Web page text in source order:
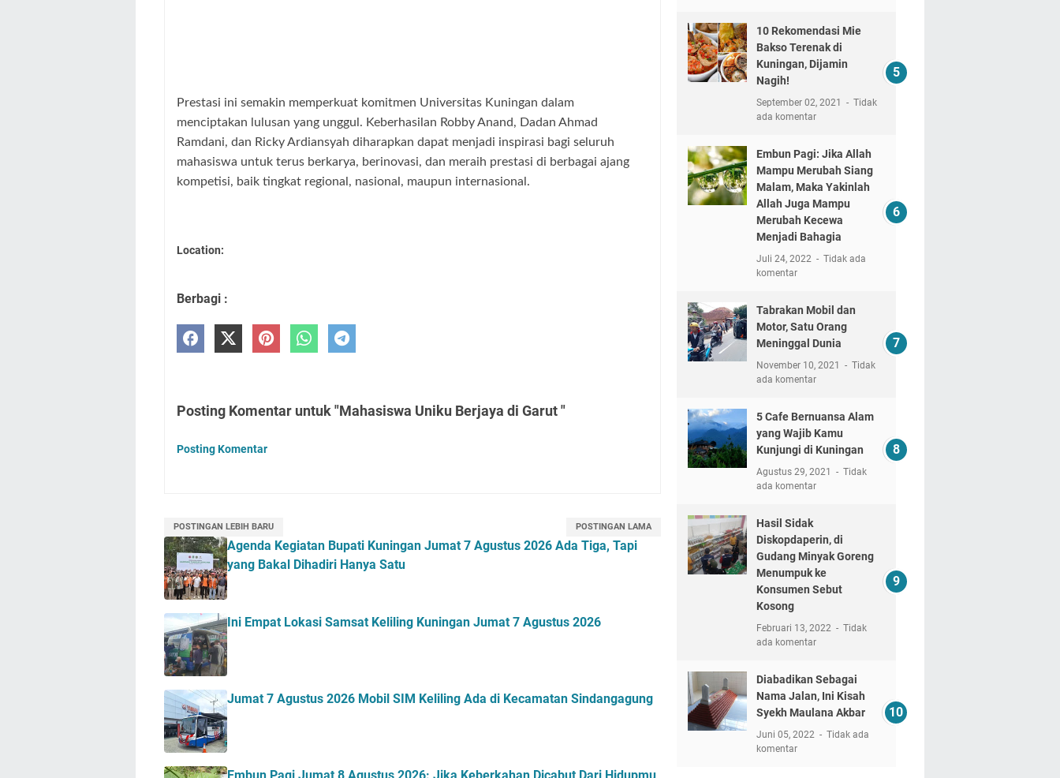
Prestasi ini semakin memperkuat komitmen Universitas Kuningan dalam
menciptakan lulusan yang unggul. Keberhasilan Robby Anand, Dadan Ahmad
Ramdani, dan Ricky Ardiansyah diharapkan dapat menjadi inspirasi bagi seluruh
mahasiswa untuk terus berkarya, berinovasi, dan meraih prestasi di berbagai ajang
kompetisi, baik tingkat regional, nasional, maupun internasional.
Location:
Berbagi :
Posting Komentar untuk "Mahasiswa Uniku Berjaya di Garut "
Posting Komentar
POSTINGAN LEBIH BARU POSTINGAN LAMA
Agenda Kegiatan Bupati Kuningan Jumat 7 Agustus 2026 Ada Tiga, Tapi
yang Bakal Dihadiri Hanya Satu
Ini Empat Lokasi Samsat Keliling Kuningan Jumat 7 Agustus 2026
Jumat 7 Agustus 2026 Mobil SIM Keliling Ada di Kecamatan Sindangagung
10 Rekomendasi Mie
Bakso Terenak di
Kuningan, Dijamin
Nagih!
September 02, 2021
Tidak
ada komentar
Embun Pagi: Jika Allah
Mampu Merubah Siang
Malam, Maka Yakinlah
Allah Juga Mampu
Merubah Kecewa
Menjadi Bahagia
Juli 24, 2022
Tidak ada
komentar
Tabrakan Mobil dan
Motor, Satu Orang
Meninggal Dunia
November 10, 2021
Tidak
ada komentar
5 Cafe Bernuansa Alam
yang Wajib Kamu
Kunjungi di Kuningan
Agustus 29, 2021
Tidak
ada komentar
Hasil Sidak
Diskopdaperin, di
Gudang Minyak Goreng
Menumpuk ke
Konsumen Sebut
Kosong
Februari 13, 2022
Tidak
ada komentar
Diabadikan Sebagai
Nama Jalan, Ini Kisah
Syekh Maulana Akbar
Juni 05, 2022
Tidak ada
komentar